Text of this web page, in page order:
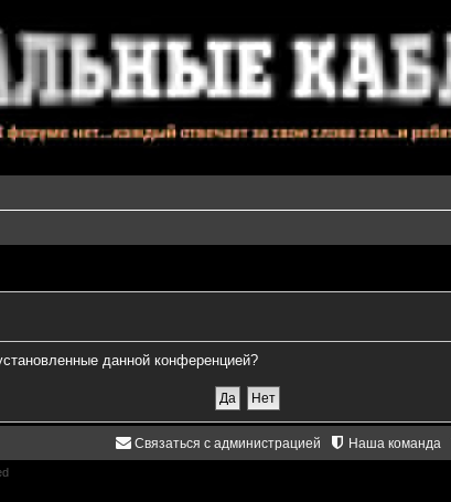
данной конференцией?
Наша команда
Связаться с администрацией